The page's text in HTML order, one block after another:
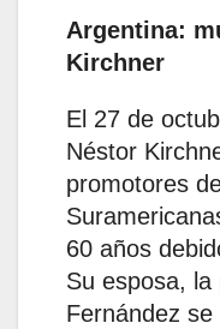
Argentina:
Kirchner
El 27 de
Néstor
promotores
60 años
Su esposa, la
Fernández